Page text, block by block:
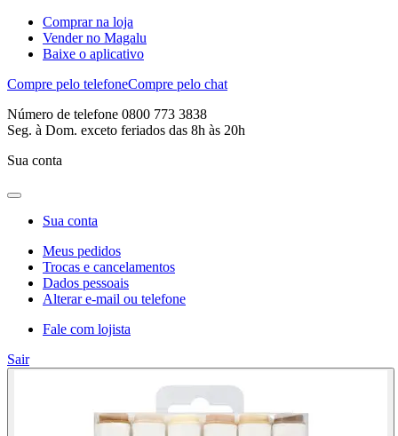
Comprar na loja
Vender no Magalu
Baixe o aplicativo
Compre pelo telefoneCompre pelo chat
Número de telefone 0800 773 3838
Seg. à Dom. exceto feriados das 8h às 20h
Sua conta
Sua conta
Meus pedidos
Trocas e cancelamentos
Dados pessoais
Alterar e-mail ou telefone
Fale com lojista
Sair